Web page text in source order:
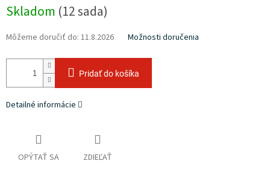
cena:
Skladom (12 sada)
Môžeme doručiť do: 11.8.2026 Možnosti doručenia
Pridať do košíka
Detailné informácie
OPÝTAŤ SA ZDIEĽAŤ